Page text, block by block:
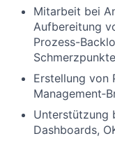
Mitarbeit bei
Aufbereitung
Prozess-
Erstellung von
Unterstützung
Dashboards,